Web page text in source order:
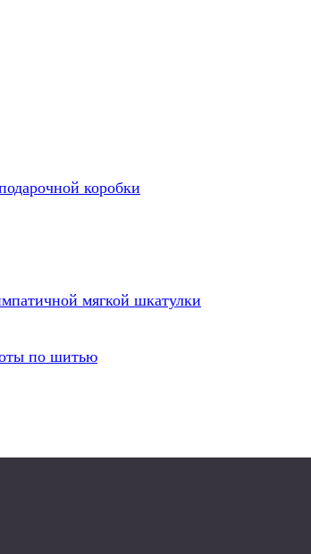
коробки
мягкой шкатулки
по шитью